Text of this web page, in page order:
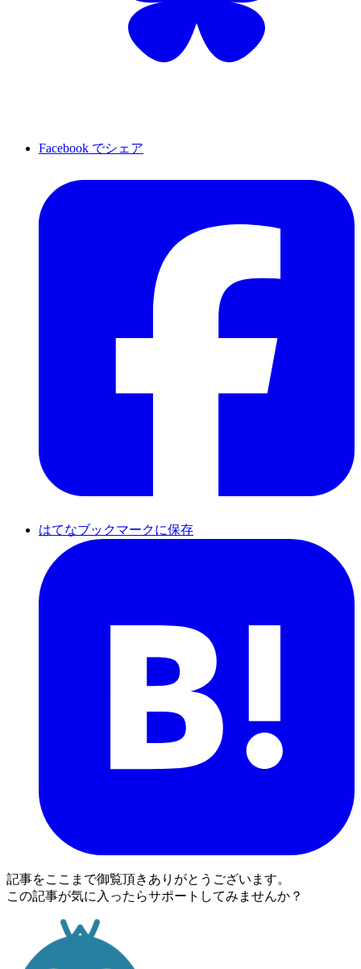
Facebook でシェア
はてなブックマークに保存
記事をここまで御覧頂きありがとうございます。
この記事が気に入ったらサポートしてみませんか？